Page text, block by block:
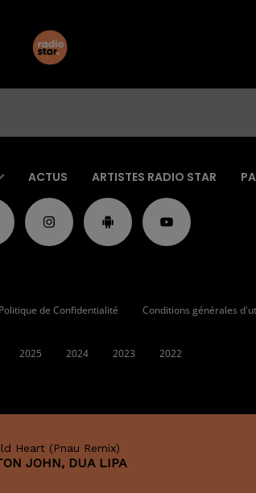
ACTUS ARTISTES RADIO STAR
Heart (pnau Remix)
JOHN, DUA LIPA
Politique de Confidentialité Conditions générales
2025 2024 2023 2022